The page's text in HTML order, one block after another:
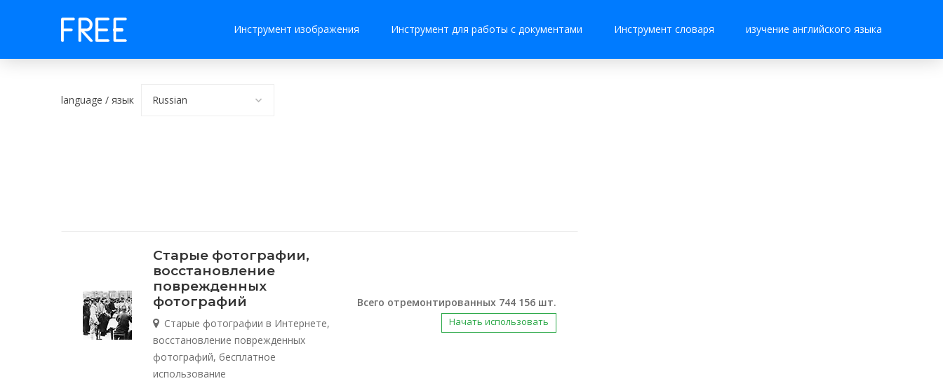
Инструмент изображения Инструмент для работы с документами Инструмент словаря изучение английского языка
language / язык
Всего отремонтированных 744 156 шт.
Начать использовать
Старые фотографии,
восстановление
поврежденных
фотографий
Старые фотографии в Интернете,
восстановление поврежденных
фотографий, бесплатное
использование